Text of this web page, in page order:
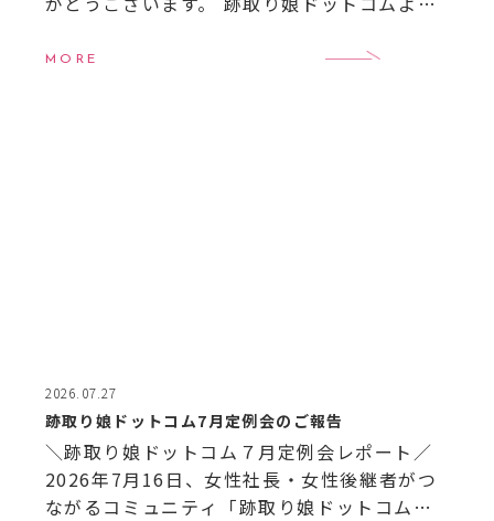
内】
8月6日（木）20:00〜21:00 跡取 […]
MORE
2026.07.27
跡取り娘ドットコム7月定例会のご報告
＼跡取り娘ドットコム７月定例会レポート／
2026年7月16日、女性社長・女性後継者がつ
ながるコミュニティ「跡取り娘ドットコム」